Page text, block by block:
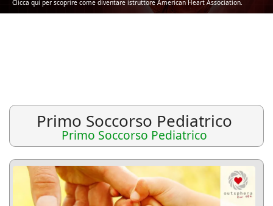
Clicca qui per scoprire come diventare istruttore American Heart Association.
Primo Soccorso Pediatrico
Primo Soccorso Pediatrico